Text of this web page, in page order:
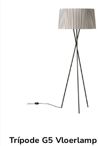
Trípode G5 Vloerlamp